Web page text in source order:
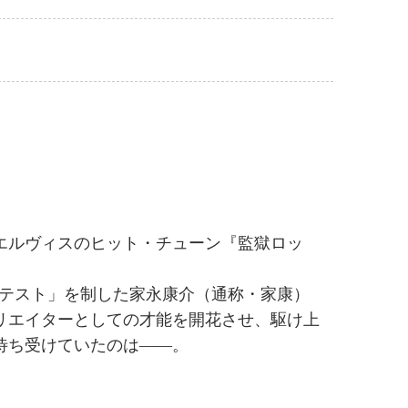
ヴィスのヒット・チューン『監獄ロッ
スト」を制した家永康介（通称・家康）
イターとしての才能を開花させ、駆け上
ち受けていたのは――。